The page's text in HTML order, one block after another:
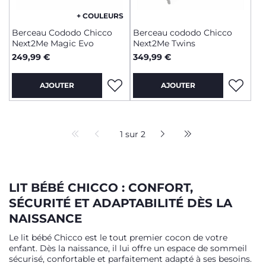
+ COULEURS
Berceau Cododo Chicco
Next2Me Magic Evo
249,99 €
AJOUTER
Berceau cododo Chicco
Next2Me Twins
349,99 €
AJOUTER
1 sur 2
LIT BÉBÉ CHICCO : CONFORT,
SÉCURITÉ ET ADAPTABILITÉ DÈS LA
NAISSANCE
Le lit bébé Chicco est le tout premier cocon de votre
enfant. Dès la naissance, il lui offre un espace de sommeil
sécurisé, confortable et parfaitement adapté à ses besoins.